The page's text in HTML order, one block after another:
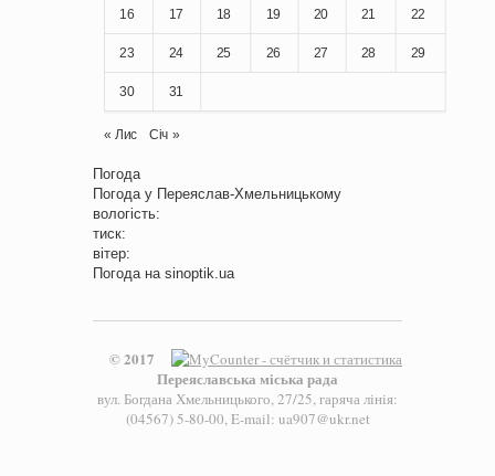
16 17 18 19 20 21 22
23 24 25 26 27 28 29
30 31
« Лис Січ »
Погода
Погода у Переяслав-Хмельницькому
вологість:
тиск:
вітер:
Погода на sinoptik.ua
© 2017
Переяславська міська рада
вул. Богдана Хмельницького, 27/25, гаряча лінія:
(04567) 5-80-00, E-mail: ua907@ukr.net